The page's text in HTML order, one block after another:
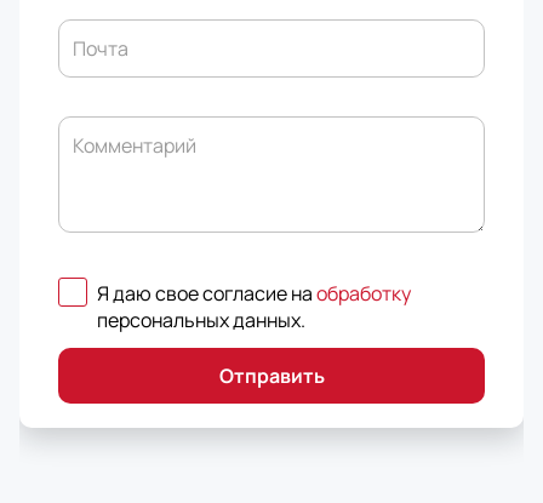
Почта
Комментарий
Я даю свое согласие наобработку
персональных данных.
Отправить